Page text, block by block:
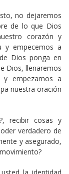
no dejaremos
de lo que Dios
corazón y
y empecemos a
Dios ponga en
Dios, llenaremos
y empezamos a
nuestra oración
recibir cosas y
verdadero de
y asegurado,